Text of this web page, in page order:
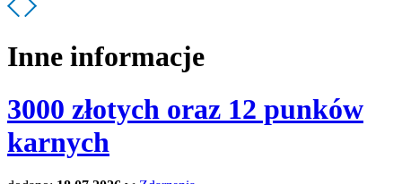
Inne informacje
3000 złotych oraz 12 punków
karnych